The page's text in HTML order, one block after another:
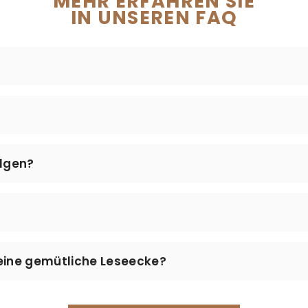
IN UNSEREN FAQ
daran, Ihnen Ihre Leseaccessoires so schnell wie
zusätzlichen Versandkosten an.
Sie, dass die Tracking-Informationen nach dem
Tagen nach Erhalt problemlos zurückgeben.
schnell und unkompliziert weiter.
gemütliche Leseecke?
unser Lesekissen, einen bequemen Sessel, einen